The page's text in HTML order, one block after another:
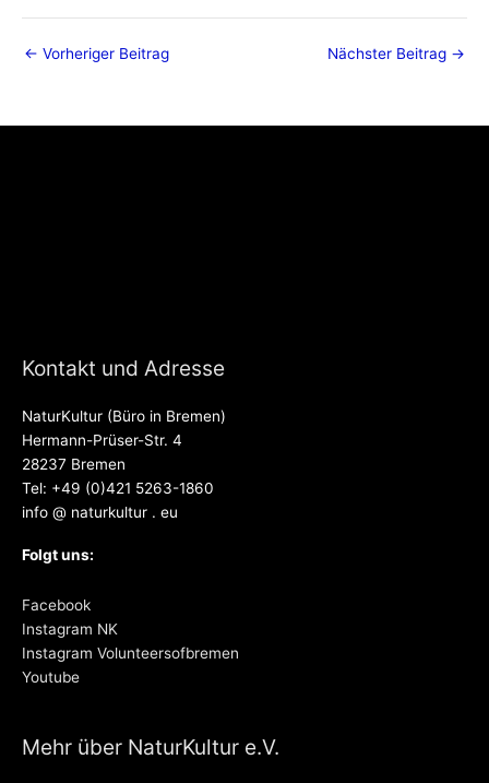
← Vorheriger Beitrag Nächster Beitrag →
Kontakt und Adresse
NaturKultur (Büro in Bremen)
Hermann-Prüser-Str. 4
28237 Bremen
Tel: +49 (0)421 5263-1860
info @ naturkultur . eu
Folgt uns:
Facebook
Instagram NK
Instagram Volunteersofbremen
Youtube
Mehr über NaturKultur e.V.